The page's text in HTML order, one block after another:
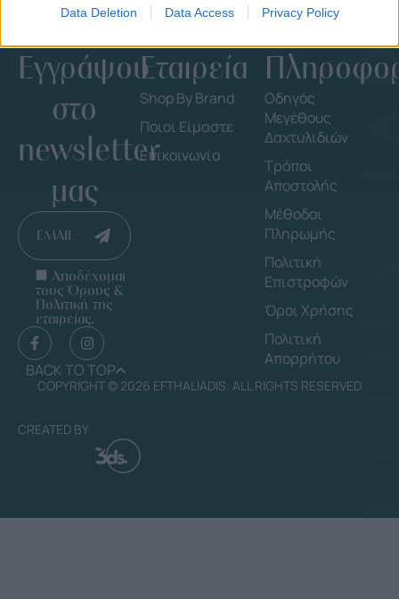
Data Deletion Data Access Privacy Policy
Εγγράψου
στο
newsletter
μας
EMAIL
Αποδέχομαι
τους Όρους &
Πολιτική της
εταιρείας.
BACK TO TOP
Εταιρεία
Shop By Brand
Ποιοι Είμαστε
Επικοινωνία
Οδηγός
Μεγέθους
Δαχτυλιδιών
Τρόποι
Αποστολής
Μέθοδοι
Πληρωμής
Πολιτική
Επιστροφών
Όροι Χρήσης
Πολιτική
Απορρήτου
COPYRIGHT © 2026 EFTHALIADIS. ALL RIGHTS RESERVED
CREATED BY